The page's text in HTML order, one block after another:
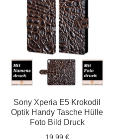
Sony Xperia E5 Krokodil
Optik Handy Tasche Hülle
Foto Bild Druck
19,99 €